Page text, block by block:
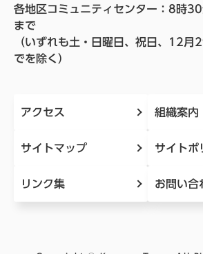
各地区コミュニティセンター：8時
まで
（いずれも土・日曜日、祝日、12月
でを除く）
アクセス 組織案内
サイトマップ サイトポ
リンク集 お問い合